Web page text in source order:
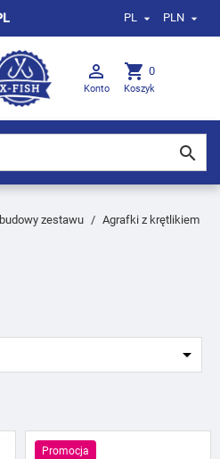
PL  PLN 

Konto
shopping_cart 0
Koszyk

zestawu
Agrafki z krętlikiem

Promocja